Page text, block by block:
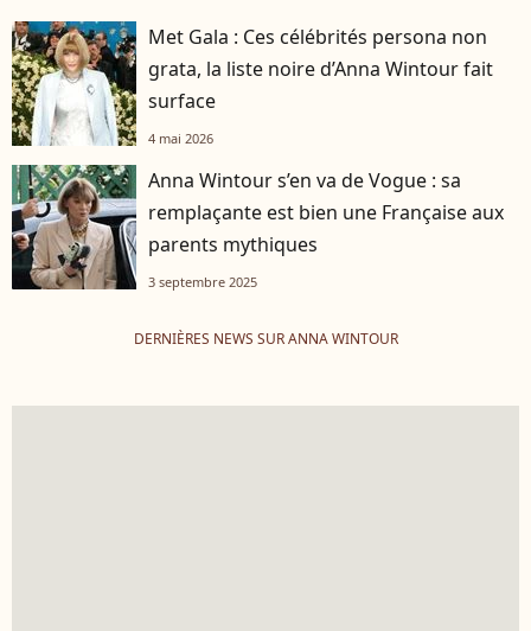
Met Gala : Ces célébrités persona non
grata, la liste noire d’Anna Wintour fait
surface
4 mai 2026
Anna Wintour s’en va de Vogue : sa
remplaçante est bien une Française aux
parents mythiques
3 septembre 2025
DERNIÈRES NEWS SUR ANNA WINTOUR